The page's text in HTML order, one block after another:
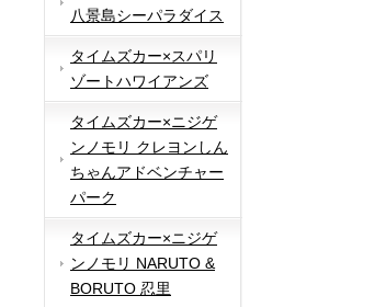
八景島シーパラダイス
タイムズカー×スパリ
ゾートハワイアンズ
タイムズカー×ニジゲ
ンノモリ クレヨンしん
ちゃんアドベンチャー
パーク
タイムズカー×ニジゲ
ンノモリ NARUTO &
BORUTO 忍里